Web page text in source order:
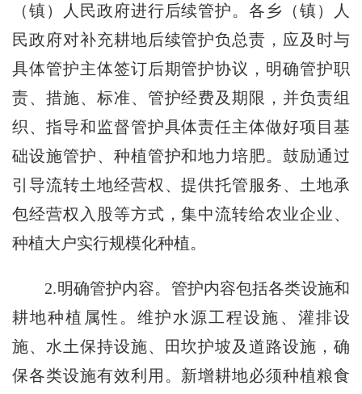
（镇）人民政府进行后续管护。各乡（镇）人
民政府对补充耕地后续管护负总责，应及时与
具体管护主体签订后期管护协议，明确管护职
责、措施、标准、管护经费及期限，并负责组
织、指导和监督管护具体责任主体做好项目基
础设施管护、种植管护和地力培肥。鼓励通过
引导流转土地经营权、提供托管服务、土地承
包经营权入股等方式，集中流转给农业企业、
种植大户实行规模化种植。
2.明确管护内容。管护内容包括各类设施和
耕地种植属性。维护水源工程设施、灌排设
施、水土保持设施、田坎护坡及道路设施，确
保各类设施有效利用。新增耕地必须种植粮食